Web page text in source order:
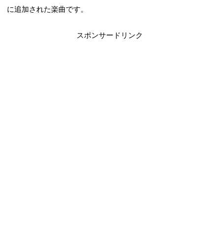
に追加された楽曲です。
スポンサードリンク